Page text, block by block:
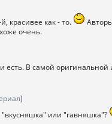
красивее как - то.
очень.
есть. В самой
]
"вкусняшка" или "гавняшка"?